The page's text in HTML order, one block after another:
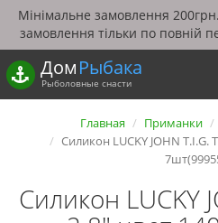
Мінімальне замовлення
замовлення тільки по повній
ДомРыбака
Рыболовные снасти
Главная Приманки
Силикон LUCKY JOHN T.I.G.
Силикон LUCKY